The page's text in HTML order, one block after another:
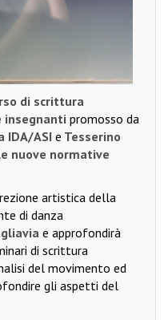
di scrittura
insegnanti promosso da
IDA/ASI e Tesserino
nuove normative
artistica della
di danza
e approfondirà
di scrittura
del movimento ed
gli aspetti del